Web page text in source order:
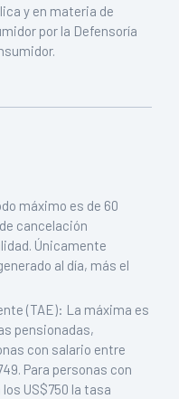
y en materia de
por la Defensoría
máximo es de 60
cancelación
Únicamente
al día, más el
(TAE): La máxima es
pensionadas,
con salario entre
Para personas con
US$750 la tasa